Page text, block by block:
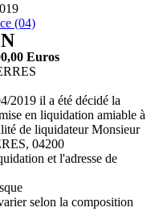
(04)
Euros
2019 il a été décidé la
en liquidation amiable à
de liquidateur Monsieur
04200
et l'adresse de
selon la composition